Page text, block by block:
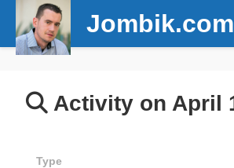
Jombik.com
Activity on April
Type